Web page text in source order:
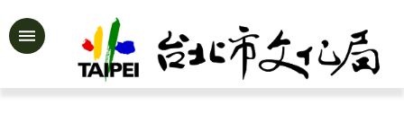
跳到主要內容區塊
進